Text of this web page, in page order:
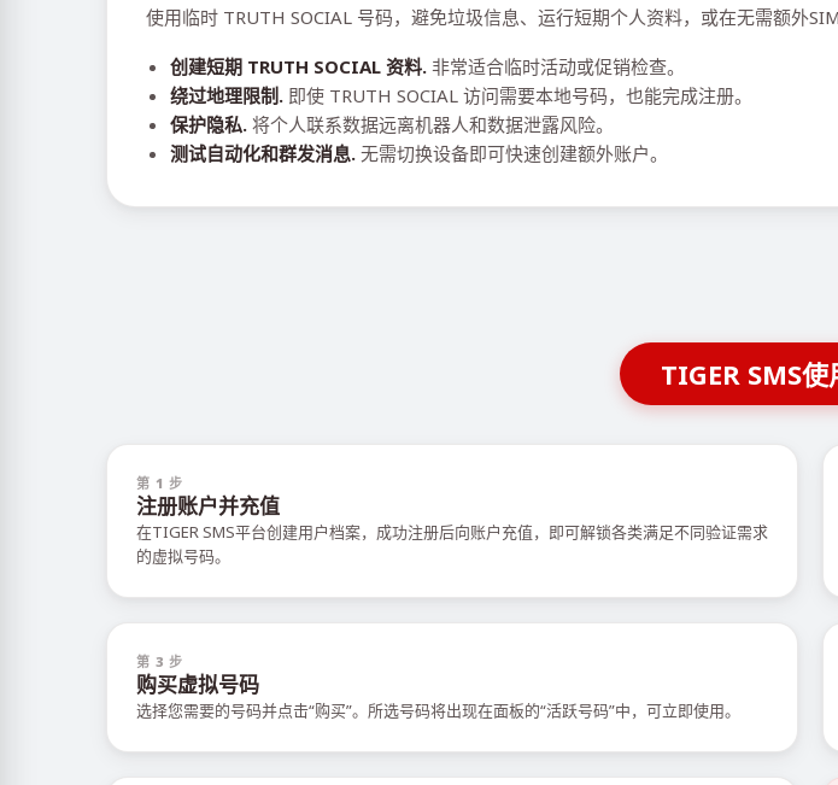
使用临时 TRUTH SOCIAL 号码，避免垃圾信息、运行短期个人资料，或在无需额外
创建短期 TRUTH SOCIAL 资料. 非常适合临时活动或促销检查。
绕过地理限制. 即使 TRUTH SOCIAL 访问需要本地号码，也能完成注册。
保护隐私. 将个人联系数据远离机器人和数据泄露风险。
测试自动化和群发消息. 无需切换设备即可快速创建额外账户。
TIGER SMS
第 1 步
注册账户并充值
在TIGER SMS平台创建用户档案，成功注册后向账户充值，即可解锁各类满足不同验证需求
的虚拟号码。
第 3 步
购买虚拟号码
选择您需要的号码并点击“购买”。所选号码将出现在面板的“活跃号码”中，可立即使用。